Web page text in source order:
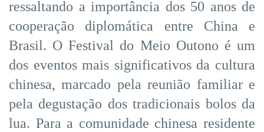
ressaltando a importância dos 50 anos de
cooperação diplomática entre China e
Brasil. O Festival do Meio Outono é um
dos eventos mais significativos da cultura
chinesa, marcado pela reunião familiar e
pela degustação dos tradicionais bolos da
lua. Para a comunidade chinesa residente